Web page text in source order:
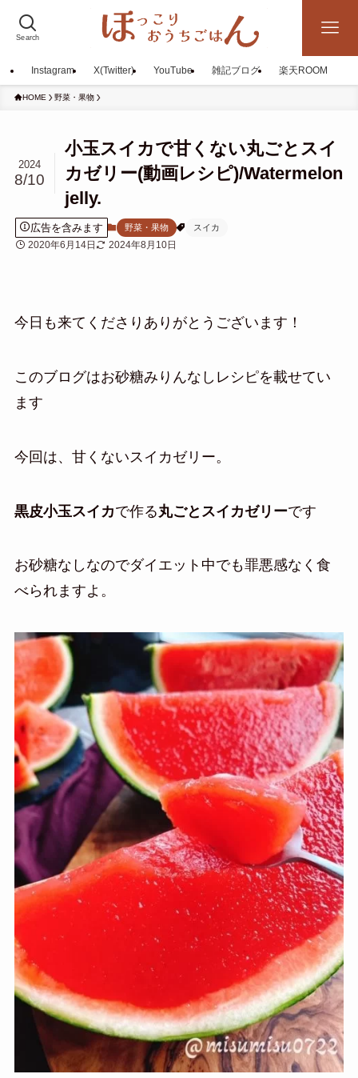
Search
Instagram X(Twitter) YouTube 雑記ブログ 楽天ROOM
HOME 野菜・果物
小玉スイカで甘くない丸ごとスイ
カゼリー(動画レシピ)/Watermelon
jelly.
2024
8/10
広告を含みます 野菜・果物 スイカ
2020年6月14日 2024年8月10日
今日も来てくださりありがとうございます！
このブログはお砂糖みりんなしレシピを載せてい
ます
今回は、甘くないスイカゼリー。
黒皮小玉スイカで作る丸ごとスイカゼリーです
お砂糖なしなのでダイエット中でも罪悪感なく食
べられますよ。